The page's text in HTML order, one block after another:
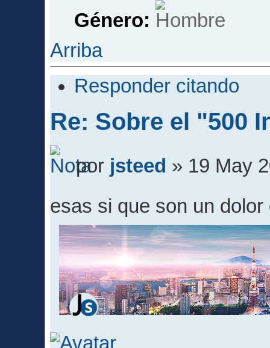
Género:
Arriba
Responder citando
Re: Sobre el "500
por jsteed » 19 May
esas si que son un